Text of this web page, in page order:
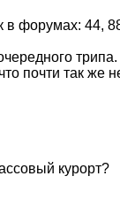
почти так же
курорт?